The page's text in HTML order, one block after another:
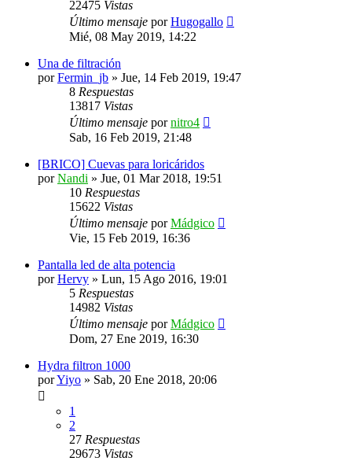
22475 Vistas
Último mensaje porHugogallo
Mié, 08 May 2019, 14:22
Una de filtración
porFermin_jb » Jue, 14 Feb 2019, 19:47
8 Respuestas
13817 Vistas
Último mensaje pornitro4
Sab, 16 Feb 2019, 21:48
[BRICO] Cuevas para loricáridos
porNandi » Jue, 01 Mar 2018, 19:51
10 Respuestas
15622 Vistas
Último mensaje porMádgico
Vie, 15 Feb 2019, 16:36
Pantalla led de alta potencia
porHervy » Lun, 15 Ago 2016, 19:01
5 Respuestas
14982 Vistas
Último mensaje porMádgico
Dom, 27 Ene 2019, 16:30
Hydra filtron 1000
porYiyo » Sab, 20 Ene 2018, 20:06
1
2
27 Respuestas
29673 Vistas